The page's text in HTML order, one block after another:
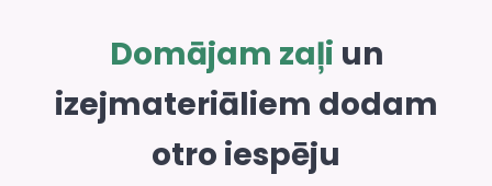
Domājam zaļi un
izejmateriāliem dodam
otro iespēju